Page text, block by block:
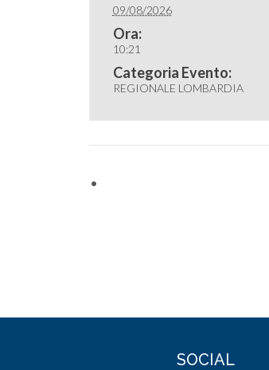
09/08/2026
Ora:
10:21
Categoria Evento:
REGIONALE LOMBARDIA
SOCIAL